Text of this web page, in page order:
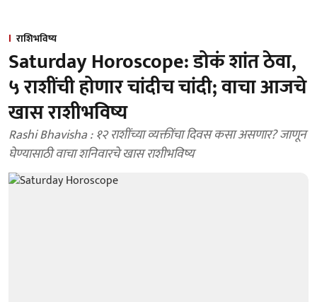
राशिभविष्य
Saturday Horoscope: डोकं शांत ठेवा,
५ राशींची होणार चांदीच चांदी; वाचा आजचे
खास राशीभविष्य
Rashi Bhavisha : १२ राशींच्या व्यक्तींचा दिवस कसा असणार? जाणून
घेण्यासाठी वाचा शनिवारचे खास राशीभविष्य